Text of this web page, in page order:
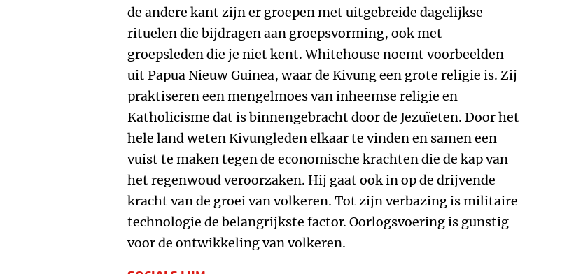
de andere kant zijn er groepen met uitgebreide dagelijkse
rituelen die bijdragen aan groepsvorming, ook met
groepsleden die je niet kent. Whitehouse noemt voorbeelden
uit Papua Nieuw Guinea, waar de Kivung een grote religie is. Zij
praktiseren een mengelmoes van inheemse religie en
Katholicisme dat is binnengebracht door de Jezuïeten. Door het
hele land weten Kivungleden elkaar te vinden en samen een
vuist te maken tegen de economische krachten die de kap van
het regenwoud veroorzaken. Hij gaat ook in op de drijvende
kracht van de groei van volkeren. Tot zijn verbazing is militaire
technologie de belangrijkste factor. Oorlogsvoering is gunstig
voor de ontwikkeling van volkeren.